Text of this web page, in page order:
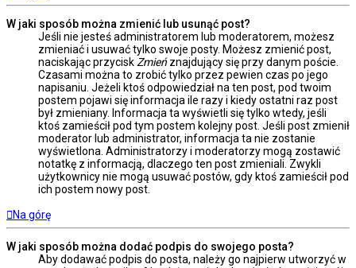
W jaki sposób można zmienić lub usunąć post?
Jeśli nie jesteś administratorem lub moderatorem, możesz
zmieniać i usuwać tylko swoje posty. Możesz zmienić post,
naciskając przyciskZmieńznajdujący się przy danym poście.
Czasami można to zrobić tylko przez pewien czas po jego
napisaniu. Jeżeli ktoś odpowiedział na ten post, pod twoim
postem pojawi się informacja ile razy i kiedy ostatni raz post
był zmieniany. Informacja ta wyświetli się tylko wtedy, jeśli
ktoś zamieścił pod tym postem kolejny post. Jeśli post zmienił
moderator lub administrator, informacja ta nie zostanie
wyświetlona. Administratorzy i moderatorzy mogą zostawić
notatkę z informacją, dlaczego ten post zmieniali. Zwykli
użytkownicy nie mogą usuwać postów, gdy ktoś zamieścił pod
ich postem nowy post.
Na górę
W jaki sposób można dodać podpis do swojego posta?
Aby dodawać podpis do posta, należy go najpierw utworzyć w